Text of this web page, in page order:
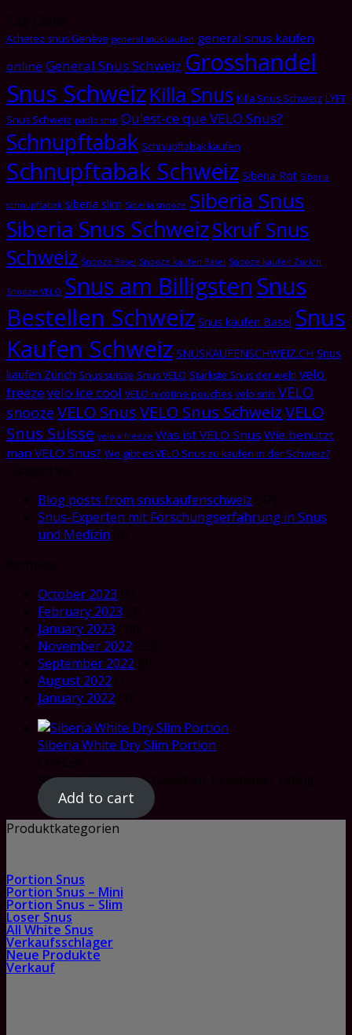
Achetez snus Genève general snus kaufen general snus kaufen
online General Snus Schweiz Grosshandel
Snus Schweiz Killa Snus Killa Snus Schweiz LYFT
Snus Schweiz pablo snus Qu'est-ce que VELO Snus?
Schnupftabak Schnupftabak kaufen
Schnupftabak Schweiz Siberia Rot Siberia
schnupftabak siberia slim Siberia snooze Siberia Snus
Siberia Snus SchweizSkruf Snus
Schweiz Snooze Basel Snooze kaufen Basel Snooze kaufen Zürich
Snooze VELO Snus am BilligstenSnus
Bestellen Schweiz Snus kaufen Basel Snus
Kaufen Schweiz SNUSKAUFENSCHWEIZ.CH Snus
kaufen Zürich Snus suisse Snus VELO Stärkste Snus der welt! velo
freeze velo ice cool VELO nicotine pouches velo snis VELO
snooze VELO SnusVELO Snus SchweizVELO
Snus Suisse velo x freeze Was ist VELO Snus Wie benutzt
man VELO Snus? Wo gibt es VELO Snus zu kaufen in der Schweiz?
Blog posts from snuskaufenschweiz
Snus-Experten mit Forschungserfahrung in Snus
und Medizin
October 2023
February 2023
January 2023
November 2022
September 2022
August 2022
January 2022
Siberia White Dry Slim Portion
Rated5.00out of 5 based on
Add to cart
Produktkategorien
Portion Snus
Portion Snus – Mini
Portion Snus – Slim
Loser Snus
All White Snus
Verkaufsschlager
Neue Produkte
Verkauf